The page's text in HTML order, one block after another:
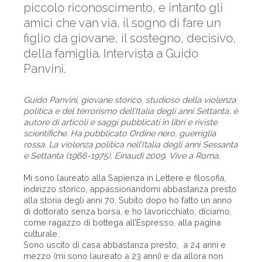
piccolo riconoscimento, e intanto gli
amici che van via, il sogno di fare un
figlio da giovane, il sostegno, decisivo,
della famiglia. Intervista a Guido
Panvini.
Guido Panvini, giovane storico, studioso della violenza
politica e del terrorismo dell’Italia degli anni Settanta, è
autore di articoli e saggi pubblicati in libri e riviste
scientifiche. Ha pubblicato Ordine nero, guerriglia
rossa. La violenza politica nell’Italia degli anni Sessanta
e Settanta (1966-1975), Einaudi 2009. Vive a Roma.
Mi sono laureato alla Sapienza in Lettere e filosofia,
indirizzo storico, appassionandomi abbastanza presto
alla storia degli anni 70. Subito dopo ho fatto un anno
di dottorato senza borsa, e ho lavoricchiato, diciamo,
come ragazzo di bottega all’Espresso, alla pagina
culturale.
Sono uscito di casa abbastanza presto, a 24 anni e
mezzo (mi sono laureato a 23 anni) e da allora non